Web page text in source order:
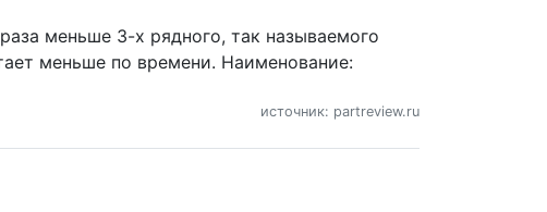
меньше 3-х рядного, так называемого
меньше по времени. Наименование:
источник: partreview.ru